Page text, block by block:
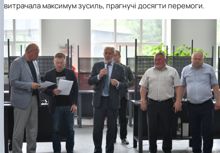
витрачала максимум зусиль, прагнучі досягти перемоги.